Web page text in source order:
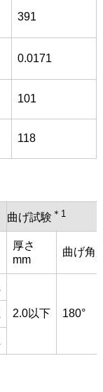
391
0.0171
101
118
曲げ試験 ＊1
厚さ
mm
曲げ角
2.0以下 180°